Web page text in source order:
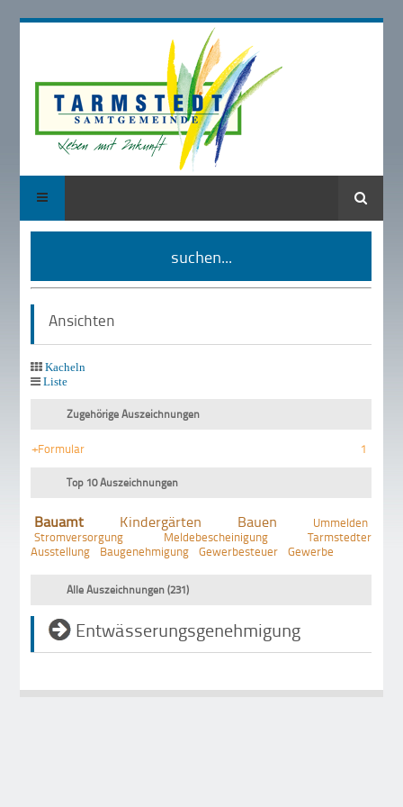
Suche
suchen...
Ansichten
Kacheln
Liste
Zugehörige Auszeichnungen
+Formular 1
Top 10 Auszeichnungen
Bauamt Kindergärten Bauen
Ummelden
Stromversorgung
Meldebescheinigung
Tarmstedter
Ausstellung
Baugenehmigung Gewerbesteuer Gewerbe
Alle Auszeichnungen (231)
Entwässerungsgenehmigung